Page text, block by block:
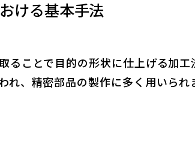
ける基本手法
ることで目的の形状に仕上げる加工
れ、精密部品の製作に多く用いられ